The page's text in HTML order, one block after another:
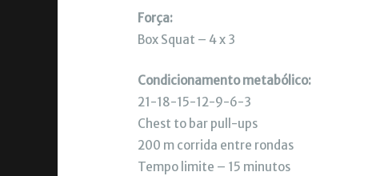
Força:
Box Squat – 4 x 3
Condicionamento metabólico:
21-18-15-12-9-6-3
Chest to bar pull-ups
200 m corrida entre rondas
Tempo limite – 15 minutos